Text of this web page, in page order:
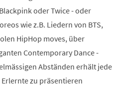
oder Twice - oder
wie z.B. Liedern von BTS,
HipHop moves, über
Contemporary Dance -
Abständen erhält jede
zu präsentieren